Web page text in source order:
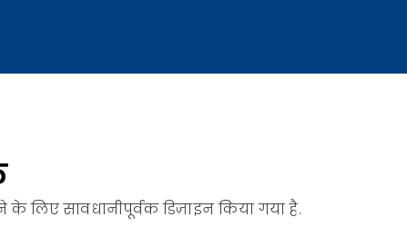
लिए सावधानीपूर्वक डिज़ाइन किया गया है.